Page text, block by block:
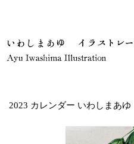
2023 カレンダー いわしまあゆ